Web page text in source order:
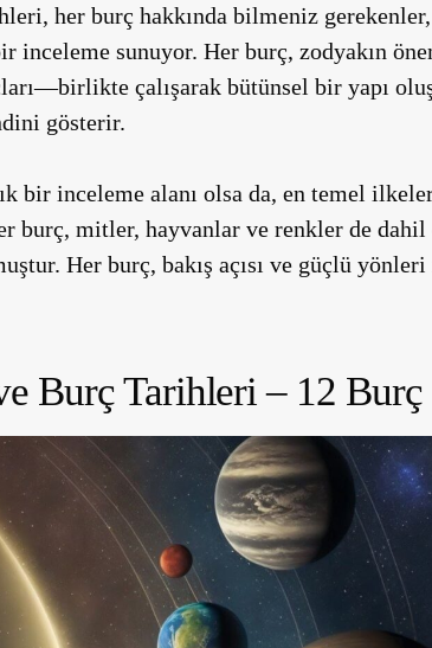
her burç hakkında bilmeniz
inceleme sunuyor. Her burç, zodyakın
çalışarak bütünsel bir yapı
gösterir.
bir inceleme alanı olsa da, en temel
burç, mitler, hayvanlar ve renkler de
Her burç, bakış açısı ve güçlü
Burç Tarihleri – 12